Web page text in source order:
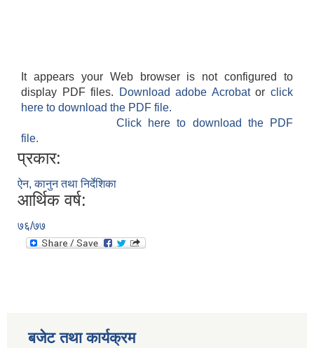
It appears your Web browser is not configured to
display PDF files.
Download adobe Acrobatorclick
here to download the PDF file.
Click here to download the PDF
file.
प्रकार:
ऐन, कानुन तथा निर्देशिका
आर्थिक वर्ष:
७६/७७
बजेट तथा कार्यक्रम